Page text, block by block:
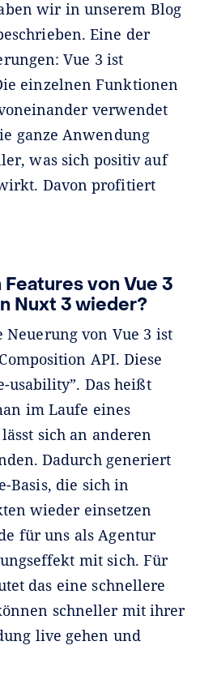
wir in unserem Blog
Eine der
Vue 3 ist
einzelnen Funktionen
verwendet
ganze Anwendung
was sich positiv auf
Davon profitiert
von Vue 3
Nuxt 3 wieder?
Neuerung von Vue 3 ist
API. Diese
usability”. Das heißt
im Laufe eines
sich an anderen
Dadurch generiert
Basis, die sich in
wieder einsetzen
für uns als Agentur
mit sich. Für
das eine schnellere
schneller mit ihrer
live gehen und